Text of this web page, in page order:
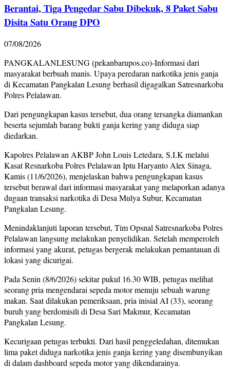
Berantai, Tiga Pengedar Sabu Dibekuk, 8 Paket Sabu
Disita Satu Orang DPO
07/08/2026
PANGKALANLESUNG (pekanbarupos.co)-Informasi dari
masyarakat berbuah manis. Upaya peredaran narkotika jenis ganja
di Kecamatan Pangkalan Lesung berhasil digagalkan Satresnarkoba
Polres Pelalawan.
Dari pengungkapan kasus tersebut, dua orang tersangka diamankan
beserta sejumlah barang bukti ganja kering yang diduga siap
diedarkan.
Kapolres Pelalawan AKBP John Louis Letedara, S.I.K melalui
Kasat Resnarkoba Polres Pelalawan Iptu Haryanto Alex Sinaga,
Kamis (11/6/2026), menjelaskan bahwa pengungkapan kasus
tersebut berawal dari informasi masyarakat yang melaporkan adanya
dugaan transaksi narkotika di Desa Mulya Subur, Kecamatan
Pangkalan Lesung.
Menindaklanjuti laporan tersebut, Tim Opsnal Satresnarkoba Polres
Pelalawan langsung melakukan penyelidikan. Setelah memperoleh
informasi yang akurat, petugas bergerak melakukan pemantauan di
lokasi yang dicurigai.
Pada Senin (8/6/2026) sekitar pukul 16.30 WIB, petugas melihat
seorang pria mengendarai sepeda motor menuju sebuah warung
makan. Saat dilakukan pemeriksaan, pria inisial AI (33), seorang
buruh yang berdomisili di Desa Sari Makmur, Kecamatan
Pangkalan Lesung.
Kecurigaan petugas terbukti. Dari hasil penggeledahan, ditemukan
lima paket diduga narkotika jenis ganja kering yang disembunyikan
di dalam dashboard sepeda motor yang dikendarainya.